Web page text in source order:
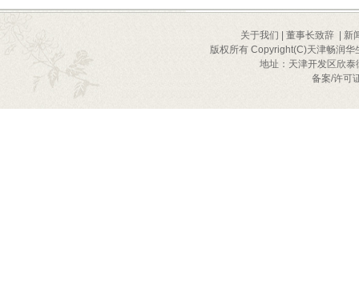
关于我们 董事长致辞
新
版权所有 Copyright(C)天津畅润
地址：天津开发区欣
备案/许可